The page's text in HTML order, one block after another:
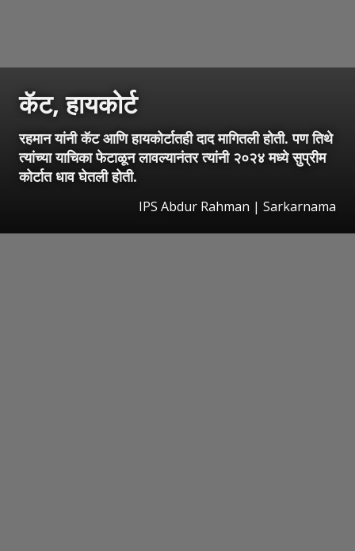
कॅट, हायकोर्ट
रहमान यांनी कॅट आणि हायकोर्टातही दाद मागितली होती. पण तिथे
त्यांच्या याचिका फेटाळून लावल्यानंतर त्यांनी २०२४ मध्ये सुप्रीम
कोर्टात धाव घेतली होती.
IPS Abdur Rahman | Sarkarnama